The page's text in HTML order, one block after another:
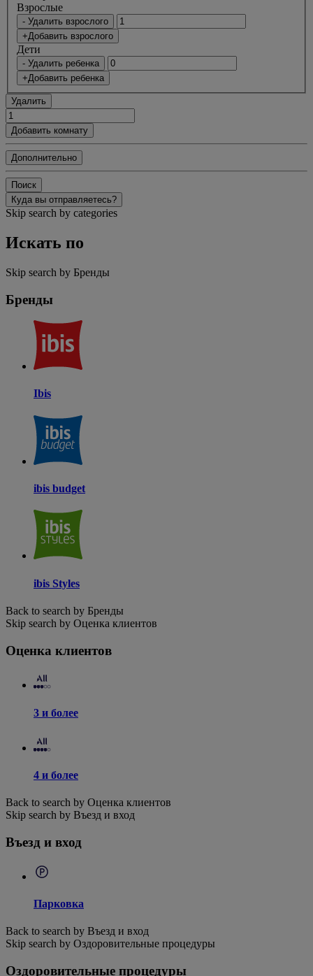
Bзрослые
- Удалить взрослого
+Добавить взрослого
Дети
- Удалить ребенка
+Добавить ребенка
Удалить
Добавить комнату
Дополнительно
Поиск
Куда вы отправляетесь?
Skip search by categories
Искать по
Skip search by Бренды
Бренды
Ibis
ibis budget
ibis Styles
Back to search by Бренды
Skip search by Оценка клиентов
Оценка клиентов
3 и более
4 и более
Back to search by Оценка клиентов
Skip search by Въезд и вход
Въезд и вход
Парковка
Back to search by Въезд и вход
Skip search by Оздоровительные процедуры
Оздоровительные процедуры